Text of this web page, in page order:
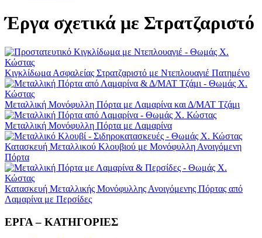
Έργα σχετικά με Στρατζαριστό
Kιγκλίδωμα Ασφαλείας Στρατζαριστό με Ντεπλουαγιέ Πατημένο
Μεταλλική Μονόφυλλη Πόρτα με Λαμαρίνα και Δ/ΜΑΤ Τζάμι
Μεταλλική Μονόφυλλη Πόρτα με Λαμαρίνα
Κατασκευή Μεταλλικού Kλουβιού με Μονόφυλλη Ανοιγόμενη
Πόρτα
Κατασκευή Μεταλλικής Μονόφυλλης Ανοιγόμενης Πόρτας από
Λαμαρίνα με Περσίδες
ΕΡΓΑ – ΚΑΤΗΓΟΡΙΕΣ